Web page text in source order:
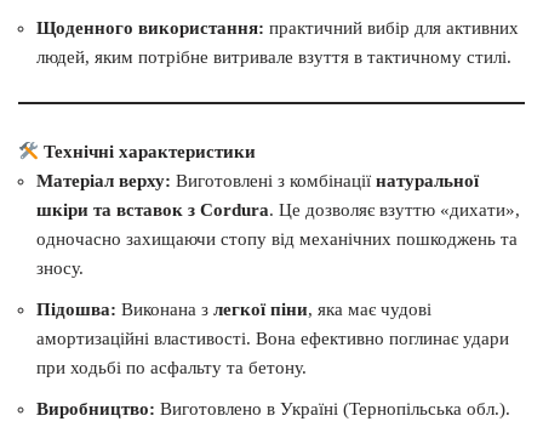
Щоденного використання: практичний вибір для активних
людей, яким потрібне витривале взуття в тактичному стилі.
Технічні характеристики
Матеріал верху: Виготовлені з комбінації натуральної
шкіри та вставок з Cordura. Це дозволяє взуттю «дихати»,
одночасно захищаючи стопу від механічних пошкоджень та
зносу.
Підошва: Виконана з легкої піни, яка має чудові
амортизаційні властивості. Вона ефективно поглинає удари
при ходьбі по асфальту та бетону.
Виробництво: Виготовлено в Україні (Тернопільська обл.).